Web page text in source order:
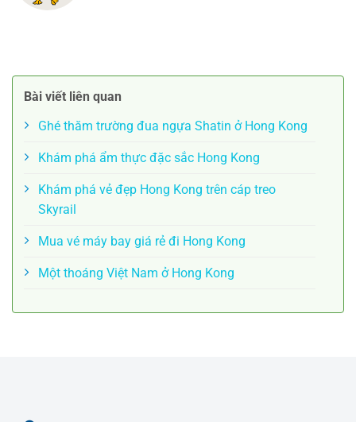
Bài viết liên quan
Ghé thăm trường đua ngựa Shatin ở Hong Kong
Khám phá ẩm thực đặc sắc Hong Kong
Khám phá vẻ đẹp Hong Kong trên cáp treo
Skyrail
Mua vé máy bay giá rẻ đi Hong Kong
Một thoáng Việt Nam ở Hong Kong